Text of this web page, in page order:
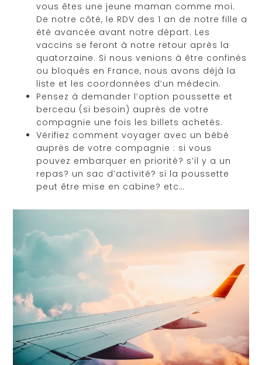
vous êtes une jeune maman comme moi.
De notre côté, le RDV des 1 an de notre fille a
été avancée avant notre départ. Les
vaccins se feront à notre retour après la
quatorzaine. Si nous venions à être confinés
ou bloqués en France, nous avons déjà la
liste et les coordonnées d’un médecin.
Pensez à demander l’option poussette et
berceau (si besoin) auprès de votre
compagnie une fois les billets achetés.
Vérifiez comment voyager avec un bébé
auprès de votre compagnie : si vous
pouvez embarquer en priorité? s’il y a un
repas? un sac d’activité? si la poussette
peut être mise en cabine? etc…